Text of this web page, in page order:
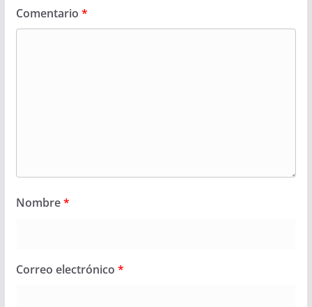
Comentario *
Nombre*
Correo electrónico *